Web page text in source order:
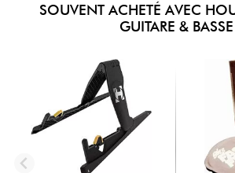
SOUVENT ACHETÉ AVEC
GUITARE & BASSE